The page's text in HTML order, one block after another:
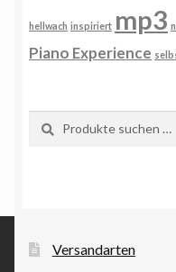
hellwach inspiriert mp3
Piano Experience
Suchen
nach:
Suchen
Versandarten